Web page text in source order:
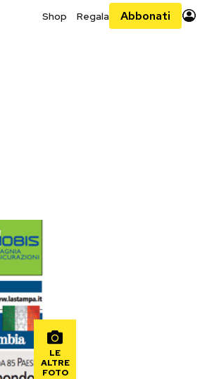
Shop Regala Abbonati
LE
ALTRE
FOTO